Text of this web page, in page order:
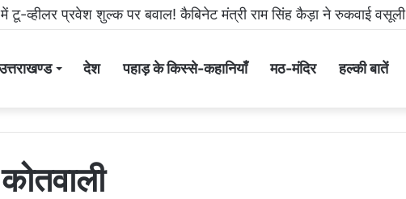
टू-व्हीलर प्रवेश शुल्क पर बवाल! कैबिनेट मंत्री राम सिंह कैड़ा ने रुकवाई
देश पहाड़ के किस्से-कहानियाँ मठ-मंदिर हल्की बातें